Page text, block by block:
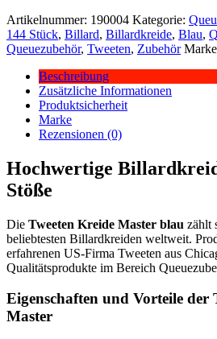
Artikelnummer: 190004 Kategorie:
144 Stück, Billard, Billardkreide, Blau,
Queuezubehör, Tweeten, Zubehör
Beschreibung
Zusätzliche Informationen
Produktsicherheit
Marke
Rezensionen (0)
Hochwertige
Stöße
Die Tweeten Kreide Master blau zählt
beliebtesten Billardkreiden weltweit.
erfahrenen US-Firma Tweeten aus
Qualitätsprodukte im Bereich
Eigenschaften und Vorteile der
Master